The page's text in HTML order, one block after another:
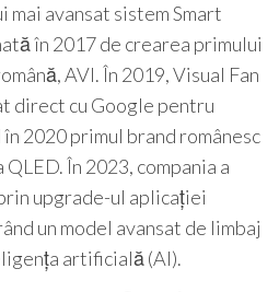
mai avansat sistem Smart
în 2017 de crearea primului
AVI. În 2019, Visual Fan
direct cu Google pentru
2020 primul brand românesc
În 2023, compania a
upgrade-ul aplicației
un model avansat de limbaj
artificială (AI).